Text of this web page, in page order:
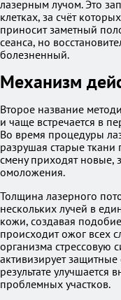
лазерным лучом. Это
клетках, за счёт
приносит заметный
сеанса, но
болезненный.
Механизм
Второе название
и чаще встречается в
Во время процедуры
разрушая старые ткани
смену приходят новые,
омоложения.
Толщина лазерного
нескольких лучей в
кожи, создавая
происходит ожог всех
организма стрессовую
активизирует
результате улучшается
проблемных участков.